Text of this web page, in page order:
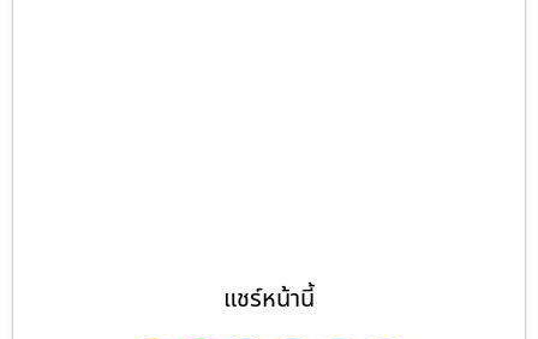
แชร์หน้านี้